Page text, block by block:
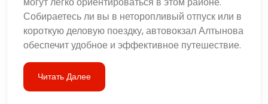
Собираетесь ли вы в неторопливый отпуск или в
короткую деловую поездку, автовокзал Алтынова
обеспечит удобное и эффективное путешествие.
Читать Далее